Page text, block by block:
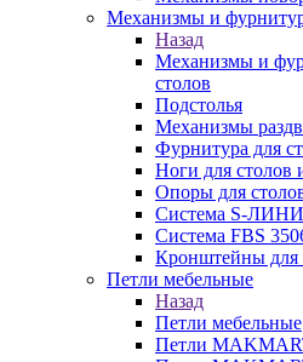
Механизмы и
Назад
Механизмы и
столов
Подстолья
Механизмы
Фурнитура для
Ноги для столов
Опоры для
Система S-
Система FBS
Кронштейны для
Петли мебельные
Назад
Петли мебельные
Петли